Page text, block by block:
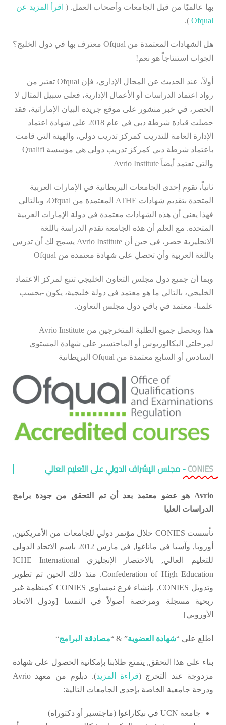
بها عالميًا من قبل الجامعات وأصحاب العمل. ( اقرأ المزيد عن
Ofqual
).
هل الشهادات المعتمدة من Ofqual معترف بها في دول الخليج؟
الجواب استنتاجاً هو نعم!
أولاً، عند الحديث عن المجال الإداري، فإن Ofqual تعتبر من
رواد اعتماد الدراسات أو الأعمال الإدارية، فعلى سبيل المثال لا
الحصر، في خبر منشور على موقع جريدة البيان الإماراتية، فقد
حصلت قيادة شرطة دبي في عام 2018 على شهادة اعتماد
الإدارة العامة للتدريب كمركز تدريب دولي، والهيئة التي قامت
باعتماد شرطة دبي كمركز تدريب دولي هي مؤسسة Qualifi
والتي تعتمد أيضاً Avrio Institute
ثانياً، تقوم إحدى الجامعات البريطانية في الإمارات العربية
المتحدة بتقديم شهادات ATHE المعتمدة من Ofqual، وبالتالي
فهذا يعني أن هذه الشهادات معتمدة في دولة الإمارات العربية
المتحدة. مع العلم أن هذه الجامعة تقدم الدراسة باللغة
الانجليزية حصر، في حين أن Avrio Institute يسمح لك أن تدرس
باللغة العربية وأن تحصل على شهادة معتمدة من Ofqual
وبما أن جميع دول مجلس التعاون الخليجي تتبع لمركز الاعتماد
الخليجي، بالتالي ما هو معتمد في دولة خليجية، يكون -بحسب
علمنا- معتمد في باقي دول مجلس التعاون.
هذا ويحصل جميع الطلبة المتخرجين من Avrio Institute
لمرحلتي البكالوريوس أو الماجتسير على شهادة المستوى
السادس أو السابع معتمدة من Ofqual البريطانية
CONIES- مجلس الإشراف الدولي على التعليم العالي
Avrio هو عضو معتمد بعد
أن تم التحقق من جودة برامج
الدراسات العليا
تأسست CONIES خلال مؤتمر دولي للجامعات من الأمريكتين,
أوروبا, وآسيا في ماناغوا, في مارس 2012 باسم الاتحاد الدولي
للتعليم العالي, بالاختصار الإنجليزي ICHE International
Confederation of High Education. منذ ذلك الحين تم تطوير
وتدويل CONIES, بإنشاء فرع نمساوي CONIES كمنظمة غير
ربحية مسجلة ومرخصة أصولاً في النمسا [ودول الاتحاد
الأوروبي]
اطلع على “شهادة العضوية” & “مصادقة البرامج“
بناء على هذا التحقق, يتمتع طلابنا بإمكانية الحصول على شهادة
مزدوجة عند التخرج (قراءة المزيد
). دبلوم من معهد Avrio
ودرجة جامعية الخاصة بإحدى الجامعات التالية:
جامعة UCN في نيكاراغوا (ماجتسير أو دكتوراه)